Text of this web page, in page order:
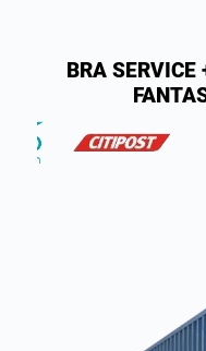
BRA SERVICE